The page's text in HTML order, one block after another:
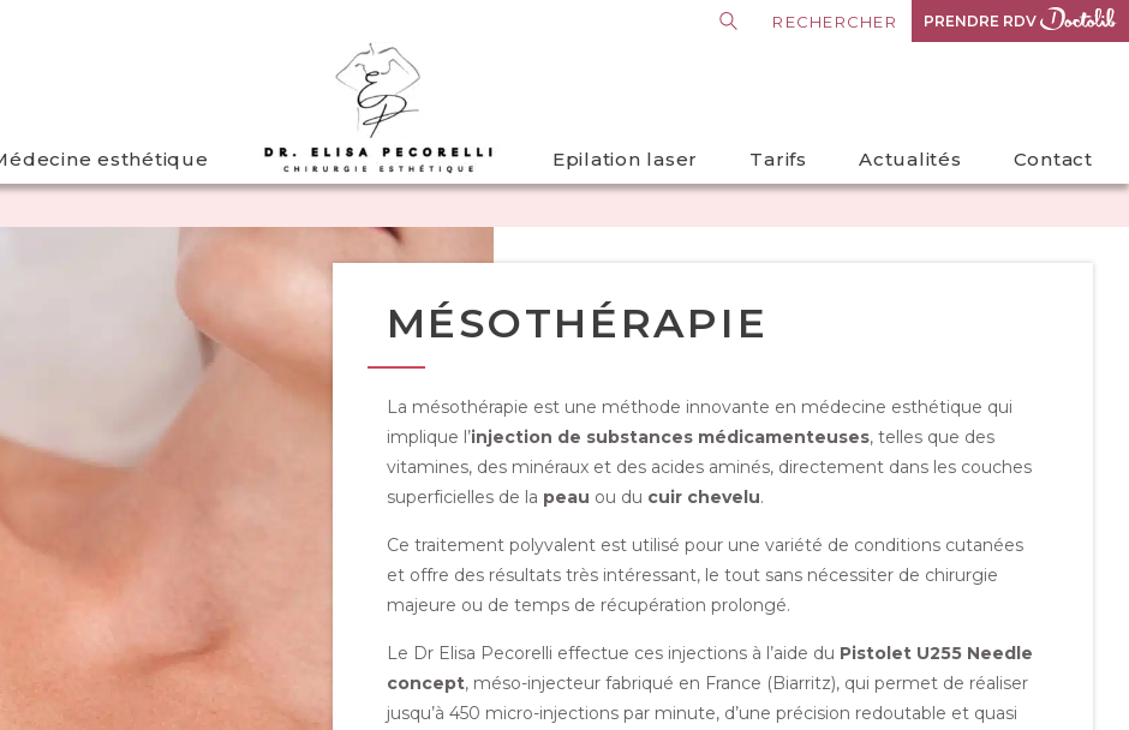
PRENDRE RDV
esthétique Epilation laser Tarifs Actualités Contact
MÉSOTHÉRAPIE
La mésothérapie est une méthode innovante en médecine esthétique qui
implique l’injection de substances médicamenteuses, telles que des
vitamines, des minéraux et des acides aminés, directement dans les couches
superficielles de la peau ou du cuir chevelu.
Ce traitement polyvalent est utilisé pour une variété de conditions cutanées
et offre des résultats très intéressant, le tout sans nécessiter de chirurgie
majeure ou de temps de récupération prolongé.
Le Dr Elisa Pecorelli effectue ces injections à l’aide du Pistolet U255 Needle
concept, méso-injecteur fabriqué en France (Biarritz), qui permet de réaliser
jusqu’à 450 micro-injections par minute, d’une précision redoutable et quasi